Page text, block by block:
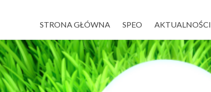
STRONA GŁÓWNA SPEO AKTUALNOŚCI